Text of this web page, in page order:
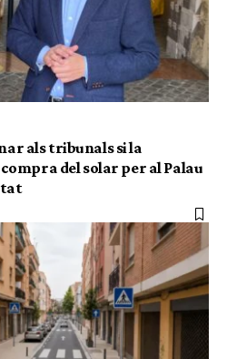
als tribunals si la
del solar per al Palau